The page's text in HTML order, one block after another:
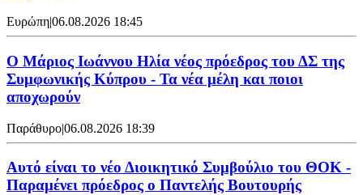
Ευρώπη|06.08.2026 18:45
Ο Μάριος Ιωάννου Ηλία νέος πρόεδρος του ΔΣ της
Συμφωνικής Κύπρου - Τα νέα μέλη και ποιοι
αποχωρούν
Παράθυρο|06.08.2026 18:39
Αυτό είναι το νέο Διοικητικό Συμβούλιο του ΘΟΚ -
Παραμένει πρόεδρος ο Παντελής Βουτουρής